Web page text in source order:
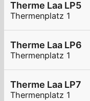
Therme Laa LP5
Thermenplatz 1
Therme Laa LP6
Thermenplatz 1
Therme Laa LP7
Thermenplatz 1